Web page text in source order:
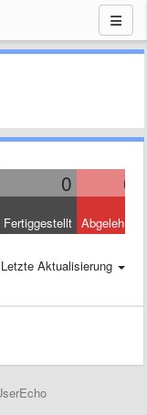
0 0
Fertiggestellt Abgelehnt
Letzte Aktualisierung